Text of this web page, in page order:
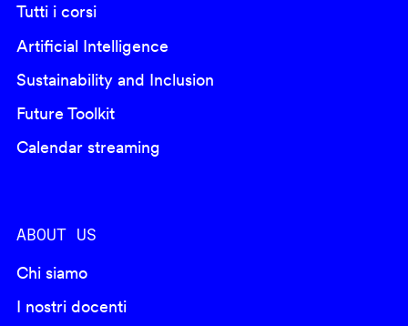
Tutti i corsi
Artificial Intelligence
Sustainability and Inclusion
Future Toolkit
Calendar streaming
ABOUT US
Chi siamo
I nostri docenti